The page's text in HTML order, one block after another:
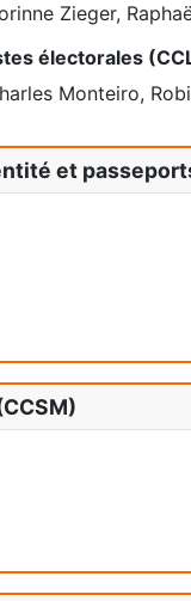
Zieger,
électorales
Monteiro,
et